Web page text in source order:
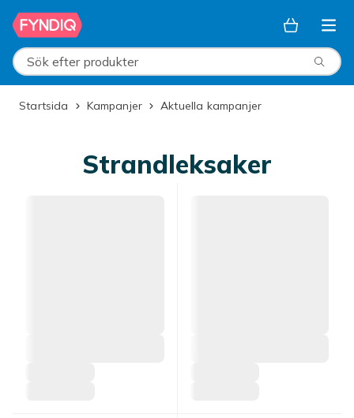
Hoppa till huvudinnehållet
Sök efter produkter
Startsida Kampanjer Aktuella kampanjer
Strandleksaker